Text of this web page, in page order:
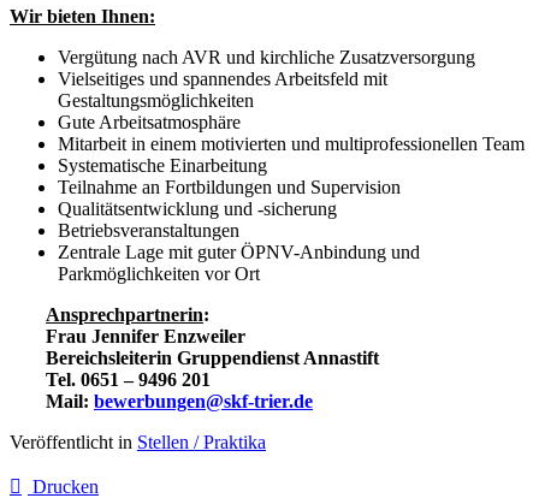
Wir bieten Ihnen:
Vergütung nach AVR und kirchliche Zusatzversorgung
Vielseitiges und spannendes Arbeitsfeld mit
Gestaltungsmöglichkeiten
Gute Arbeitsatmosphäre
Mitarbeit in einem motivierten und multiprofessionellen Team
Systematische Einarbeitung
Teilnahme an Fortbildungen und Supervision
Qualitätsentwicklung und -sicherung
Betriebsveranstaltungen
Zentrale Lage mit guter ÖPNV-Anbindung und
Parkmöglichkeiten vor Ort
Ansprechpartnerin:
Frau Jennifer Enzweiler
Bereichsleiterin Gruppendienst Annastift
Tel. 0651 – 9496 201
Mail: bewerbungen@skf-trier.de
Veröffentlicht in Stellen / Praktika
Drucken